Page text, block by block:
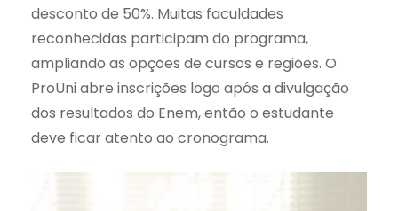
desconto de 50%. Muitas faculdades
reconhecidas participam do programa,
ampliando as opções de cursos e regiões. O
ProUni abre inscrições logo após a divulgação
dos resultados do Enem, então o estudante
deve ficar atento ao cronograma.